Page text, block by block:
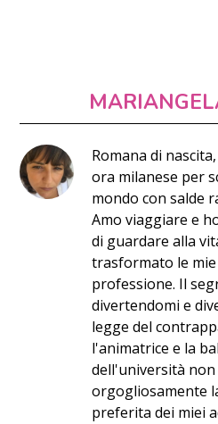
Romana di
ora milanese per
mondo con salde
Amo viaggiare e
di guardare alla
trasformato le
professione. Il
divertendomi e
legge del
l'animatrice e la
dell'università
orgogliosamente
preferita dei miei